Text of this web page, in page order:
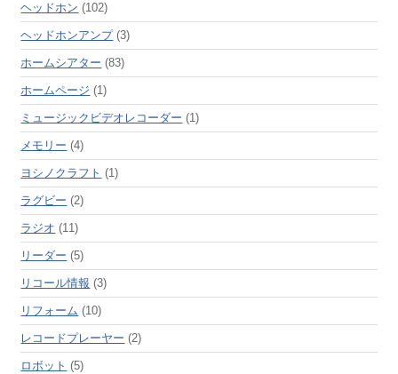
ヘッドホン (102)
ヘッドホンアンプ(3)
ホームシアター (83)
ホームページ (1)
ミュージックビデオレコーダー (1)
メモリー (4)
ヨシノクラフト (1)
ラグビー (2)
ラジオ (11)
リーダー (5)
リコール情報 (3)
リフォーム (10)
レコードプレーヤー (2)
ロボット (5)